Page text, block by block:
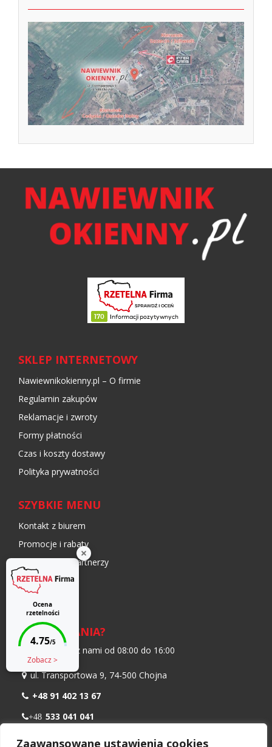
Zaawansowane ustawienia cookies
SKLEP INTERNETOWY
Nawiewnikokienny.pl – O firmie
Regulamin zakupów
Reklamacje i zwroty
Formy płatności
Czas i koszty dostawy
Polityka prywatności
SZYBKIE MENU
Kontakt z biurem
Promocje i rabaty
Współpraca i partnerzy
Moje konto
MASZ PYTANIA?
Skontaktuj się z nami od 08:00 do 16:00
ul. Transportowa 9, 74-500 Chojna
+48 91 402 13 67
+48 533 041 041